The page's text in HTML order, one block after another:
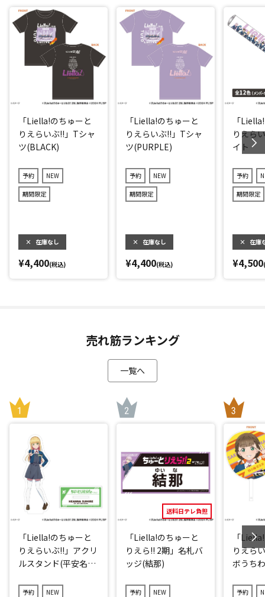
「Liella!のちゅーと
りえらいぶ!!」Tシャ
ツ(BLACK)
予約 NEW
期間限定
× 在庫なし
¥4,400(税込)
「Liella!のちゅーと
りえらいぶ!!」Tシャ
ツ(PURPLE)
予約 NEW
期間限定
× 在庫なし
¥4,400(税込)
「
りえら
イト
予約
期間限定
× 在庫
¥4,500
売れ筋ランキング
一覧へ
「Liella!のちゅーと
りえらいぶ!!」アクリ
ルスタンド(平安名す
予約 NEW
送料日テレ負担
「Liella!のちゅーと
りえら!! 2期」名札バ
ッジ(結那)
予約 NEW
「
りえら
ボうち
予約